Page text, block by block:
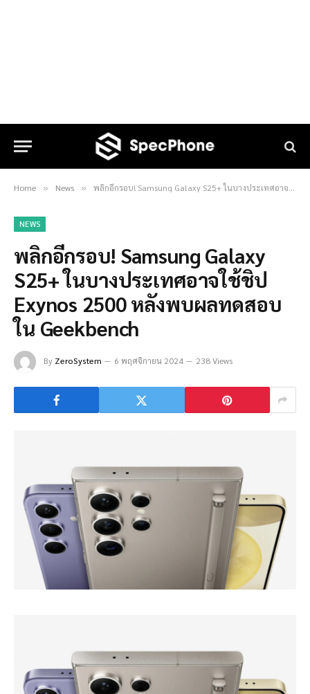
Home » News » พลิกอีกรอบ! Samsung Galaxy S25+ ในบางประเทศอาจใช้ชิป Exynos 2500 หลังพบผลทดสอบใน Geekbench
NEWS
พลิกอีกรอบ! Samsung Galaxy
S25+ ในบางประเทศอาจใช้ชิป
Exynos 2500 หลังพบผลทดสอบ
ใน Geekbench
By ZeroSystem 6 พฤศจิกายน 2024 238 Views